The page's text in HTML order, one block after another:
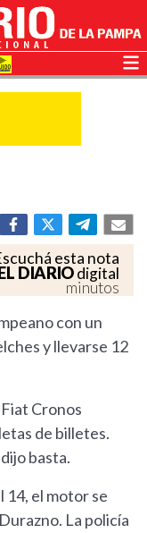
esta nota
DIARIOdigital
minutos
con un
y llevarse 12
Cronos
de billetes.
basta.
14, el motor se
La policía